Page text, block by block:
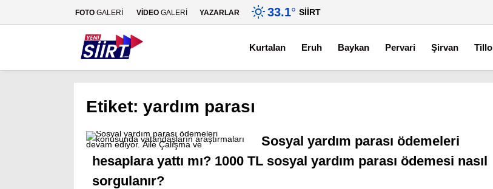
FOTO GALERİ VİDEO GALERİ YAZARLAR 33.1° SIIRT
Kurtalan Eruh Baykan Pervari Şirvan Tillo
Etiket: yardım parası
Sosyal yardım parası ödemeleri
hesaplara yattı mı? 1000 TL sosyal yardım parası ödemesi nasıl
sorgulanır?